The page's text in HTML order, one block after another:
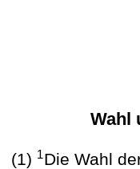
Wahl
(1) 1Die Wahl